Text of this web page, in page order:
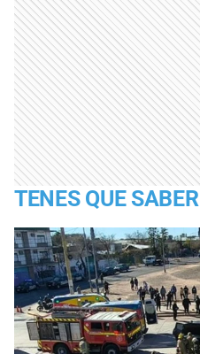
TENES QUE SABER